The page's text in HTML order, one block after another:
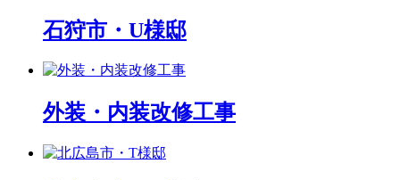
石狩市・U様邸
外装・内装改修工事